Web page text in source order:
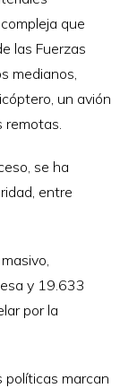
que
las Fuerzas
medianos,
un avión
se ha
entre
y 19.633
por la
políticas marcan